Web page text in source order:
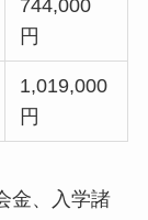
744,000
円
1,019,000
円
金、入学諸